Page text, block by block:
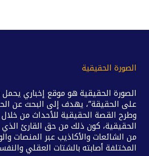
الصورة الحقيقية
الصورة الحقيقية هو موقع إخباري يحمل
على الحقيقة”، يهدف إلى البحث عن
وطرح القصة الحقيقية للأحداث من
الحقيقية، كون ذلك من حق القارئ الذي
من الشائعات والأكاذيب عبر المنصات
المختلفة أصابته بالشتات العقلي